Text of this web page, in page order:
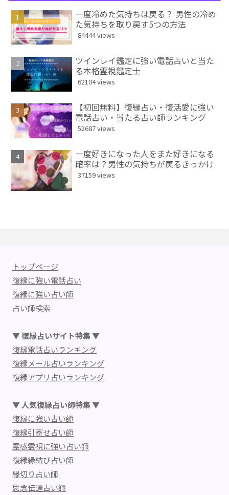
一度冷めた気持ちは戻る？ 男性の冷め
た気持ちを取り戻す5つの方法
84444 views
ツインレイ鑑定に強い電話占いと当た
る本格霊視鑑定士
62104 views
【初回無料】復縁占い・復活愛に強い
電話占い・当たる占い師ランキング
52687 views
一度好きになった人をまた好きになる
確率は？男性の気持ちが戻るきっかけ
37159 views
トップページ
復縁に強い電話占い
復縁に強い占い師
占い師検索
▼ 復縁占いサイト特集 ▼
復縁電話占いランキング
復縁メール占いランキング
復縁アプリ占いランキング
▼ 人気復縁占い師特集 ▼
復縁に強い占い師
復縁引寄せ占い師
霊感霊視に強い占い師
復縁縁結び占い師
縁切り占い師
思念伝達占い師